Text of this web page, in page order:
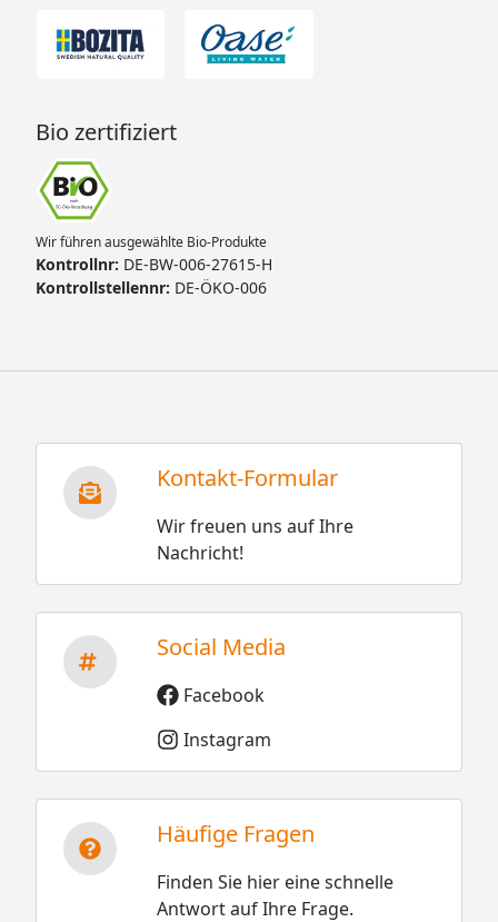
Bio zertifiziert
Wir führen ausgewählte Bio-Produkte
Kontrollnr: DE-BW-006-27615-H
Kontrollstellennr: DE-ÖKO-006
Kontakt-Formular
Wir freuen uns auf Ihre
Nachricht!
Social Media
Facebook
Instagram
Häufige Fragen
Finden Sie hier eine schnelle
Antwort auf Ihre Frage.